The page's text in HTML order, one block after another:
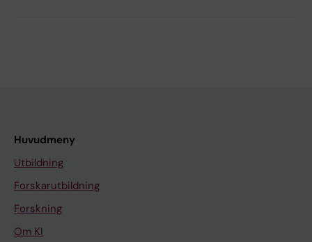
Huvudmeny
Utbildning
Forskarutbildning
Forskning
Om KI